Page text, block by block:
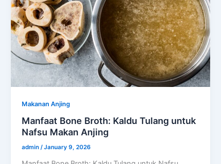
Makanan Anjing
Manfaat Bone Broth: Kaldu Tulang untuk
Nafsu Makan Anjing
admin/January 9, 2026